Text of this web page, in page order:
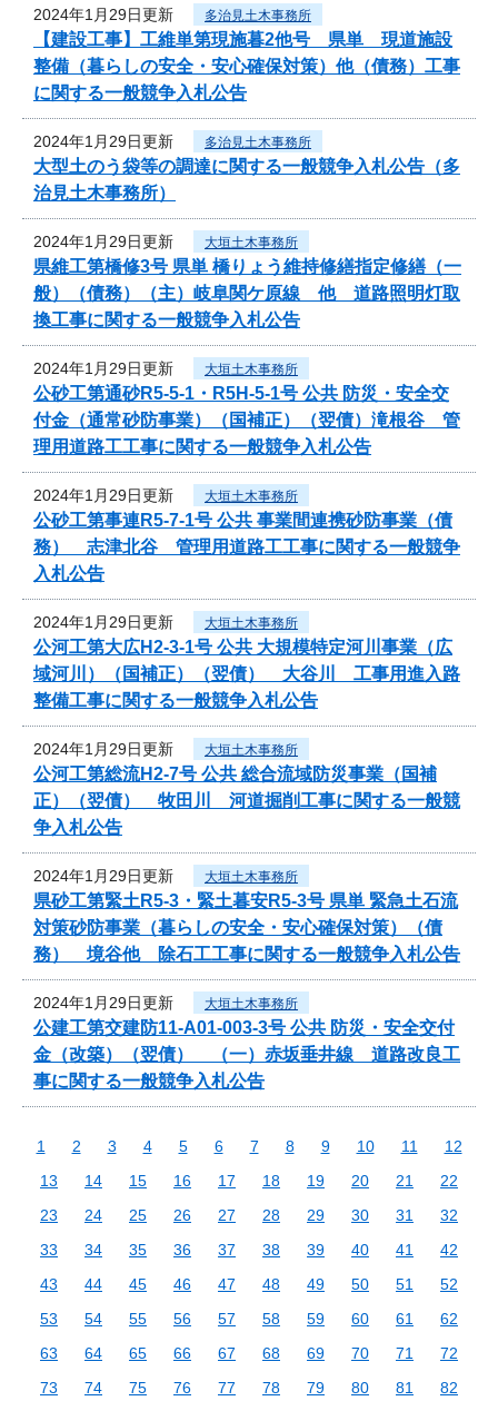
2024年1月29日更新 多治見土木事務所
【建設工事】工維単第現施暮2他号 県単 現道施設
整備（暮らしの安全・安心確保対策）他（債務）工事
に関する一般競争入札公告
2024年1月29日更新 多治見土木事務所
大型土のう袋等の調達に関する一般競争入札公告（多
治見土木事務所）
2024年1月29日更新 大垣土木事務所
県維工第橋修3号 県単 橋りょう維持修繕指定修繕（一
般）（債務）（主）岐阜関ケ原線 他 道路照明灯取
換工事に関する一般競争入札公告
2024年1月29日更新 大垣土木事務所
公砂工第通砂R5-5-1・R5H-5-1号 公共 防災・安全交
付金（通常砂防事業）（国補正）（翌債）滝根谷 管
理用道路工工事に関する一般競争入札公告
2024年1月29日更新 大垣土木事務所
公砂工第事連R5-7-1号 公共 事業間連携砂防事業（債
務） 志津北谷 管理用道路工工事に関する一般競争
入札公告
2024年1月29日更新 大垣土木事務所
公河工第大広H2-3-1号 公共 大規模特定河川事業（広
域河川）（国補正）（翌債） 大谷川 工事用進入路
整備工事に関する一般競争入札公告
2024年1月29日更新 大垣土木事務所
公河工第総流H2-7号 公共 総合流域防災事業（国補
正）（翌債） 牧田川 河道掘削工事に関する一般競
争入札公告
2024年1月29日更新 大垣土木事務所
県砂工第緊土R5-3・緊土暮安R5-3号 県単 緊急土石流
対策砂防事業（暮らしの安全・安心確保対策）（債
務） 境谷他 除石工工事に関する一般競争入札公告
2024年1月29日更新 大垣土木事務所
公建工第交建防11-A01-003-3号 公共 防災・安全交付
金（改築）（翌債） （一）赤坂垂井線 道路改良工
事に関する一般競争入札公告
1 2 3 4 5 6 7 8 9 10 11
12
13
14 15 16 17 18 19 20 21
22
23
24 25 26 27 28 29 30 31
32
33
34 35 36 37 38 39 40 41
42
43
44 45 46 47 48 49 50 51
52
53
54 55 56 57 58 59 60 61
62
63
64 65 66 67 68 69 70 71
72
73
74 75 76 77 78 79 80 81
82